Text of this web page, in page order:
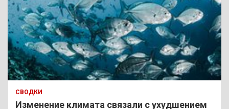
СВОДКИ
Изменение климата связали с ухудшением